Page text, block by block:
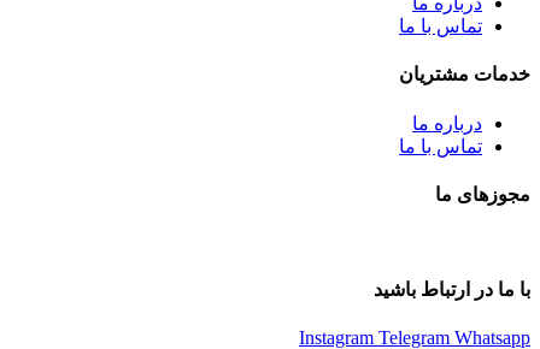
تماس با ما
خدمات مشتریان
درباره ما
تماس با ما
مجوزهای ما
با ما در ارتباط باشید
Instagram Telegram Whatsapp